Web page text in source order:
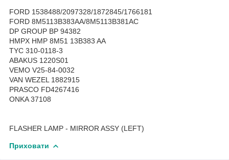
FORD 1538488/2097328/1872845/1766181
FORD 8M5113B383AA/8M5113B381AC
DP GROUP BP 94382
HMPX HMP 8M51 13B383 AA
TYC 310-0118-3
ABAKUS 1220S01
VEMO V25-84-0032
VAN WEZEL 1882915
PRASCO FD4267416
ONKA 37108
FLASHER LAMP - MIRROR ASSY (LEFT)
Приховати